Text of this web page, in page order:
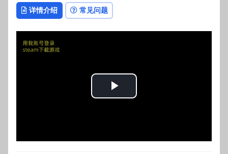
详情介绍 常见问题
Play